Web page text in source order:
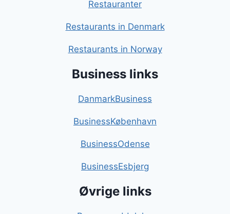
Restauranter
Restaurants in Denmark
Restaurants in Norway
Business links
DanmarkBusiness
BusinessKøbenhavn
BusinessOdense
BusinessEsbjerg
Øvrige links